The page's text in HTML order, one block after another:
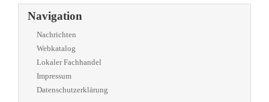
Navigation
Nachrichten
Webkatalog
Lokaler Fachhandel
Impressum
Datenschutzerklärung